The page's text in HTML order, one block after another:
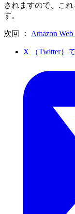
されますので、こ
す。
次回 ： Amazon
X （Twitter）